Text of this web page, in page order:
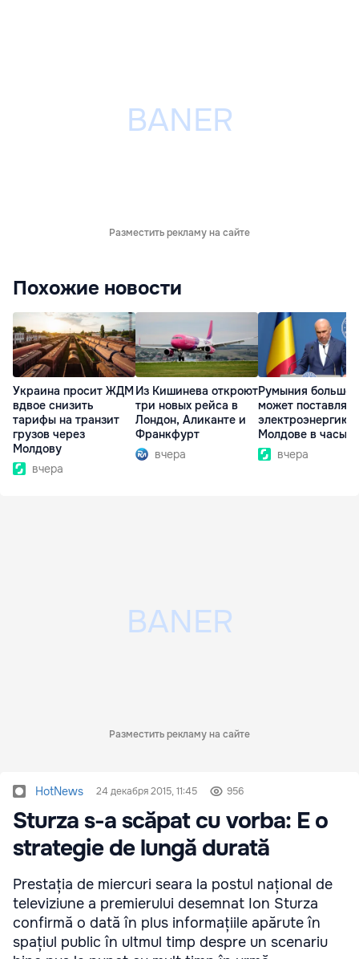
Разместить рекламу на сайте
Похожие новости
Украина просит ЖДМ
вдвое снизить
тарифы на транзит
грузов через
Молдову
вчера
Из Кишинева откроют
три новых рейса в
Лондон, Аликанте и
Франкфурт
вчера
Румыния больше
может поставлять
электроэнергию
Молдове в часы
вчера
Разместить рекламу на сайте
HotNews 24 декабря 2015, 11:45 956
Sturza s-a scăpat cu vorba: E o
strategie de lungă durată
Prestația de miercuri seara la postul național de
televiziune a premierului desemnat Ion Sturza
confirmă o dată în plus informațiile apărute în
spațiul public în ultmul timp despre un scenariu